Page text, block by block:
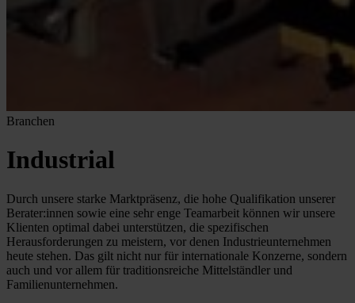
Branchen
Industrial
Durch unsere starke Marktpräsenz, die hohe Qualifikation unserer
Berater:innen sowie eine sehr enge Teamarbeit können wir unsere
Klienten optimal dabei unterstützen, die spezifischen
Herausforderungen zu meistern, vor denen Industrieunternehmen
heute stehen. Das gilt nicht nur für internationale Konzerne, sondern
auch und vor allem für traditionsreiche Mittelständler und
Familienunternehmen.